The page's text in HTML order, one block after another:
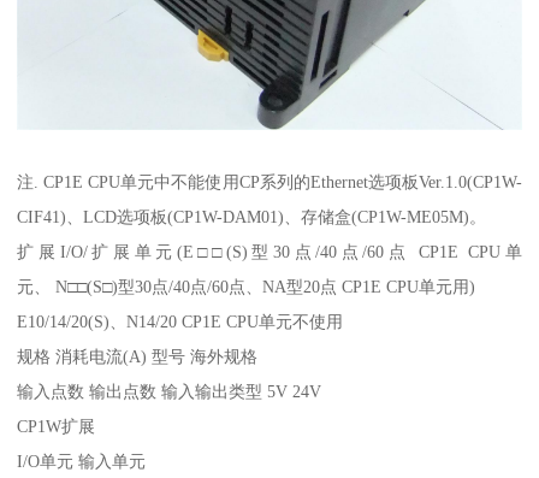
注. CP1E CPU单元中不能使用CP系列的Ethernet选项板Ver.1.0(CP1W-
CIF41)、LCD选项板(CP1W-DAM01)、存储盒(CP1W-ME05M)。
扩展I/O/扩展单元(E□□(S)型30点/40点/60点 CP1E CPU单
元、 N□□(S□)型30点/40点/60点、NA型20点 CP1E CPU单元用)
E10/14/20(S)、N14/20 CP1E CPU单元不使用
规格 消耗电流(A) 型号 海外规格
输入点数 输出点数 输入输出类型 5V 24V
CP1W扩展
I/O单元 输入单元